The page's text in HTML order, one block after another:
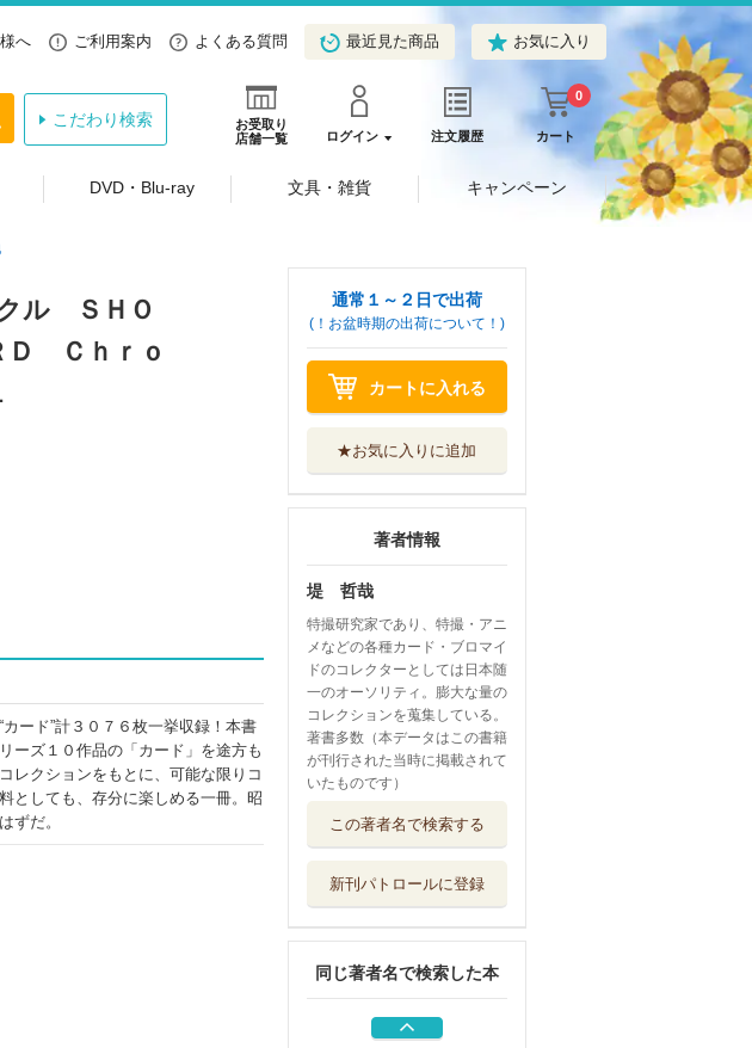
へ ご利用案内 よくある質問 最近見た商品 お気に入り
お受取り
店舗一覧
ログイン 注文履歴 カート
0
こだわり検索
DVD・Blu-ray 文具・雑貨 キャンペーン
ル ＳＨＯ
Ｃｈｒｏ
ード”計３０７６枚一挙収録！本書
ーズ１０作品の「カード」を途方も
レクションをもとに、可能な限りコ
としても、存分に楽しめる一冊。昭
ずだ。
通常１～２日で出荷
(！お盆時期の出荷について！)
カートに入れる
★お気に入りに追加
著者情報
堤 哲哉
特撮研究家であり、特撮・アニ
メなどの各種カード・ブロマイ
ドのコレクターとしては日本随
一のオーソリティ。膨大な量の
コレクションを蒐集している。
著書多数（本データはこの書籍
が刊行された当時に掲載されて
いたものです）
この著者名で検索する
新刊パトロールに登録
同じ著者名で検索した本
クロニクル
昭和特撮ブロマイ
辰巳出版
昭和特撮カードク
ロニクル ＣＡ...
辰巳出版